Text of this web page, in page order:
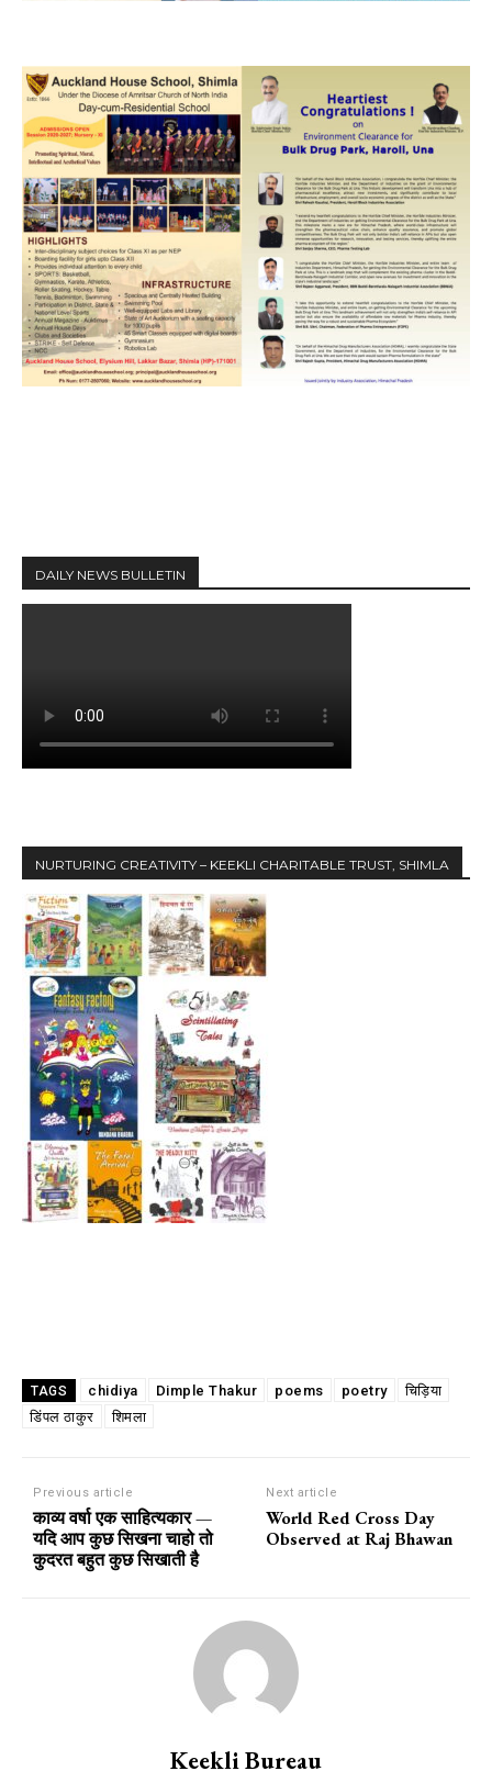
DAILY NEWS BULLETIN
NURTURING CREATIVITY – KEEKLI CHARITABLE TRUST, SHIMLA
TAGS chidiya Dimple Thakur poems poetry
चिड़िया
डिंपल ठाकुर
शिमला
Previous article
काव्य वर्षा एक साहित्यकार —
यदि आप कुछ सिखना चाहो तो
कुदरत बहुत कुछ सिखाती है
Next article
World Red Cross Day
Observed at Raj Bhawan
Keekli Bureau